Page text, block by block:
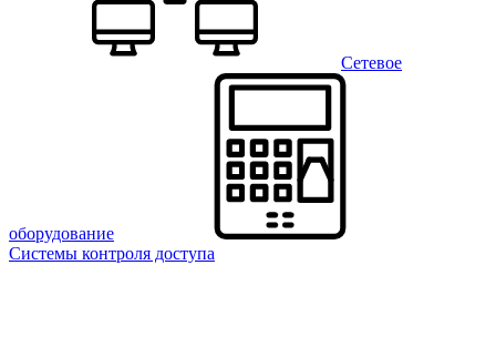
Сетевое
оборудование
Системы контроля доступа